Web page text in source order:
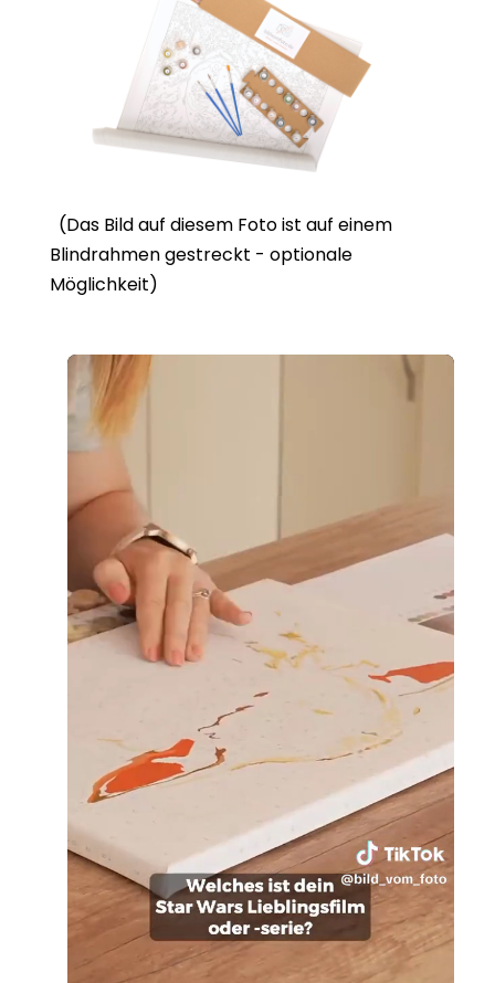
(Das Bild auf diesem Foto ist auf einem
Blindrahmen gestreckt - optionale
Möglichkeit)